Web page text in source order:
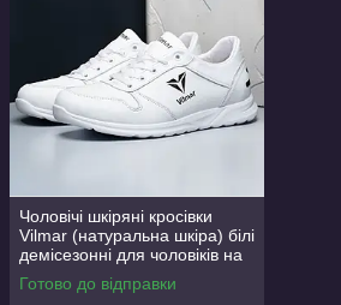
Чоловічі шкіряні кросівки
Vilmar (натуральна шкіра) білі
демісезонні для чоловіків на
весну осінь, розмір 39 40 41
42 43 44 45 46
Готово до відправки